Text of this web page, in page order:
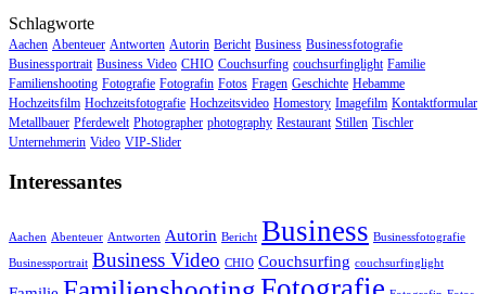
Schlagworte
Aachen Abenteuer Antworten Autorin Bericht Business Businessfotografie
Businessportrait Business Video CHIO Couchsurfing couchsurfinglight Familie
Familienshooting Fotografie Fotografin Fotos Fragen Geschichte Hebamme
Hochzeitsfilm Hochzeitsfotografie Hochzeitsvideo Homestory Imagefilm Kontaktformular
Metallbauer Pferdewelt Photographer photography Restaurant Stillen Tischler
Unternehmerin Video VIP-Slider
Interessantes
Aachen Abenteuer Antworten Autorin Bericht Business Businessfotografie
Businessportrait Business Video CHIO Couchsurfing couchsurfinglight